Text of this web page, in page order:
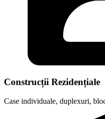
Construcții Rezidențiale
Case individuale, duplexuri,